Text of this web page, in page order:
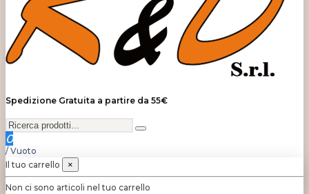
Spedizione Gratuita a partire da 55€
0
/ Vuoto
Il tuo carrello
×
Non ci sono articoli nel tuo carrello